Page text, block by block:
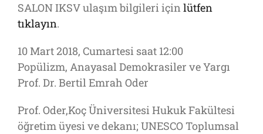
SALON IKSV ulaşım bilgileri içinlütfen
tıklayın.
10 Mart 2018, Cumartesi saat 12:00
Popülizm, Anayasal Demokrasiler ve Yargı
Prof. Dr. Bertil Emrah Oder
Prof. Oder,Koç Üniversitesi Hukuk Fakültesi
öğretim üyesi ve dekanı; UNESCO Toplumsal